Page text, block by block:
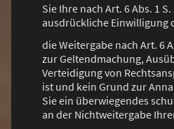
Sie Ihre nach Art. 6 Abs. 1 S.
ausdrückliche Einwilligung
die Weitergabe nach Art. 6
zur Geltendmachung,
Verteidigung von
ist und kein Grund zur
Sie ein überwiegendes
an der Nichtweitergabe